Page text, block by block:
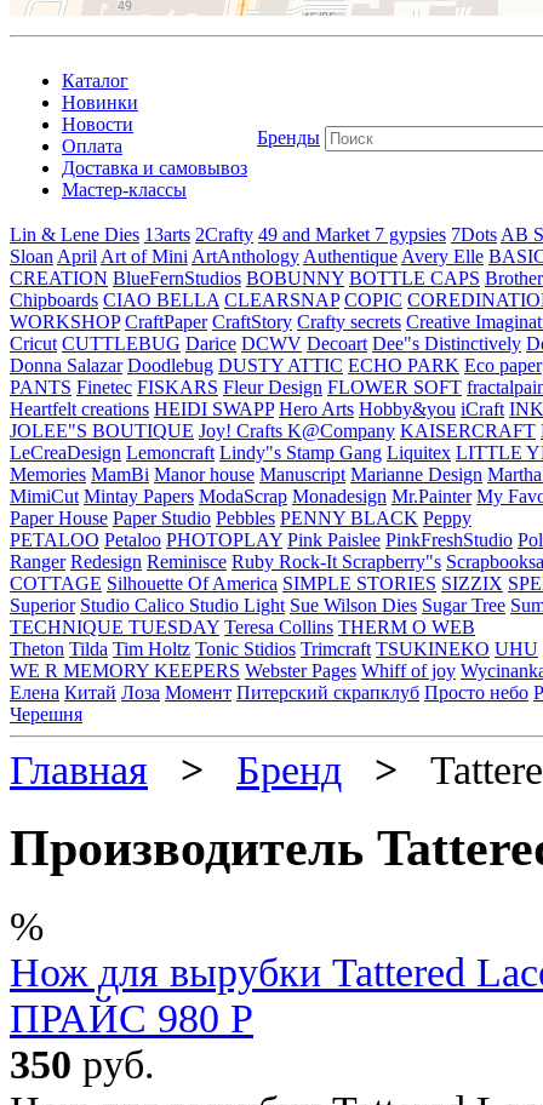
Каталог
Новинки
Новости
Оплата
Доставка и самовывоз
Мастер-классы
Бренды
Lin & Lene Dies 13arts 2Crafty 49 and Market 7 gypsies 7Dots AB
Sloan April Art of Mini ArtAnthology Authentique Avery Elle
CREATION BlueFernStudios BOBUNNY BOTTLE CAPS Brother
Chipboards CIAO BELLA CLEARSNAP COPIC
WORKSHOP CraftPaper CraftStory Crafty secrets Creative
Cricut CUTTLEBUG Darice DCWV Decoart Dee"s Distinctively
Donna Salazar Doodlebug DUSTY ATTIC ECHO PARK Eco paper
PANTS Finetec FISKARS Fleur Design FLOWER SOFT
Heartfelt creations HEIDI SWAPP Hero Arts Hobby&you iCraft
JOLEE"S BOUTIQUE Joy! Crafts K@Company KAISERCRAFT
LeCreaDesign Lemoncraft Lindy"s Stamp Gang Liquitex LITTLE
Memories MamBi Manor house Manuscript Marianne Design
MimiCut Mintay Papers ModaScrap Monadesign Mr.Painter My
Paper House Paper Studio Pebbles PENNY BLACK Peppy
PETALOO Petaloo PHOTOPLAY Pink Paislee PinkFreshStudio
Ranger Redesign Reminisce Ruby Rock-It Scrapberry"s
COTTAGE Silhouette Of America SIMPLE STORIES SIZZIX
Superior Studio Calico Studio Light Sue Wilson Dies Sugar Tree
TECHNIQUE TUESDAY Teresa Collins THERM O WEB
Theton Tilda Tim Holtz Tonic Stidios Trimcraft TSUKINEKO UHU
WE R MEMORY KEEPERS Webster Pages Whiff of joy
Елена Китай Лоза Момент Питерский скрапклуб Просто небо
Черешня
Главная > Бренд >
Производитель
%
Нож для вырубки Tattered
ПРАЙС 980 Р
350 руб.